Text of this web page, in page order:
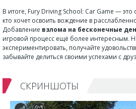
В итоге, Fury Driving School: Car Game —
кто хочет освоить вождение в
Добавление взлома на бесконечные
игровой процесс ещё более интересным.
экспериментировать, получайте
забывайте делиться своими успехами с
СКРИНШОТЫ